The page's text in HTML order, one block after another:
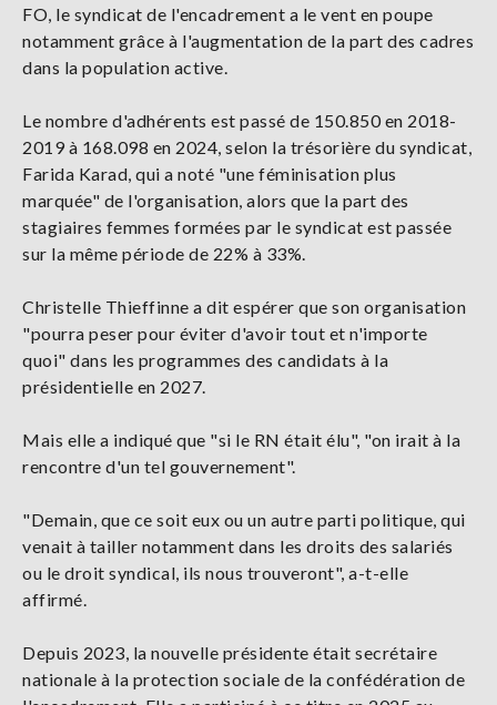
FO, le syndicat de l'encadrement a le vent en poupe
notamment grâce à l'augmentation de la part des cadres
dans la population active.
Le nombre d'adhérents est passé de 150.850 en 2018-
2019 à 168.098 en 2024, selon la trésorière du syndicat,
Farida Karad, qui a noté "une féminisation plus
marquée" de l'organisation, alors que la part des
stagiaires femmes formées par le syndicat est passée
sur la même période de 22% à 33%.
Christelle Thieffinne a dit espérer que son organisation
"pourra peser pour éviter d'avoir tout et n'importe
quoi" dans les programmes des candidats à la
présidentielle en 2027.
Mais elle a indiqué que "si le RN était élu", "on irait à la
rencontre d'un tel gouvernement".
"Demain, que ce soit eux ou un autre parti politique, qui
venait à tailler notamment dans les droits des salariés
ou le droit syndical, ils nous trouveront", a-t-elle
affirmé.
Depuis 2023, la nouvelle présidente était secrétaire
nationale à la protection sociale de la confédération de